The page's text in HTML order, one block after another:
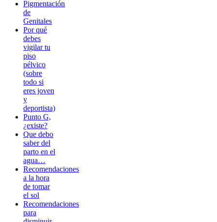
Pigmentación
de
Genitales
Por qué
debes
vigilar tu
piso
pélvico
(sobre
todo si
eres joven
y
deportista)
Punto G,
¿existe?
Que debo
saber del
parto en el
agua…
Recomendaciones
a la hora
de tomar
el sol
Recomendaciones
para